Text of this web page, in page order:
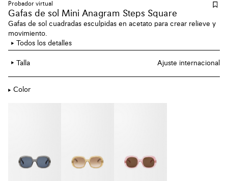
Probador virtual
Gafas de sol Mini Anagram Steps Square
Gafas de sol cuadradas esculpidas en acetato para crear relieve y
movimiento.
Todos los detalles
Talla Ajuste internacional
Color